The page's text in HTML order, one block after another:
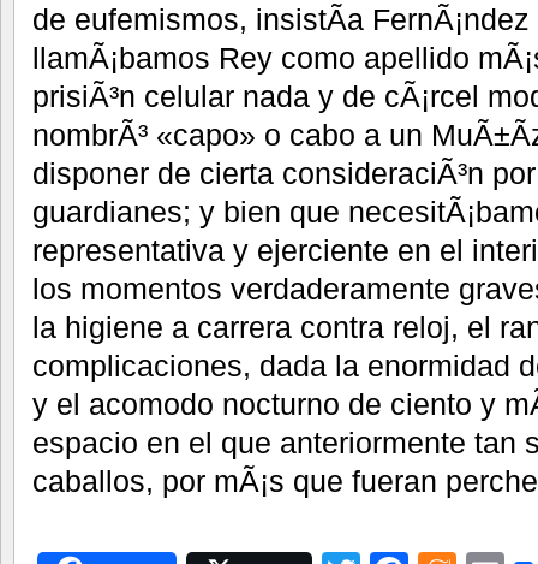
de eufemismos, insistÃ­a
llamÃ¡bamos Rey como apellido
prisiÃ³n celular nada y de cÃ¡rcel
nombrÃ³ «capo» o cabo a un
disponer de cierta consideraciÃ³n
guardianes; y bien que
representativa y ejerciente en el
los momentos verdaderamente
la higiene a carrera contra reloj, el
complicaciones, dada la enormidad
y el acomodo nocturno de ciento y
espacio en el que anteriormente tan
caballos, por mÃ¡s que fueran